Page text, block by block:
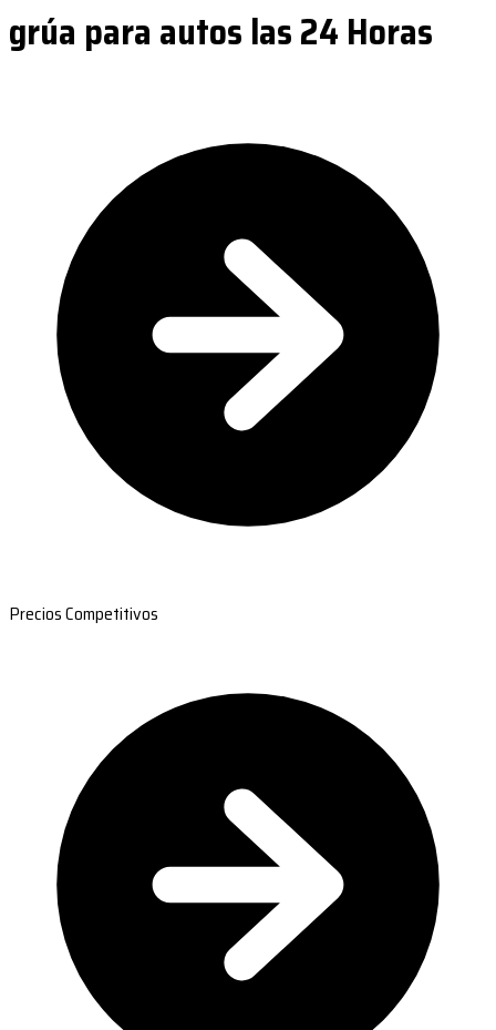
grúa para autos las 24 Horas
Precios Competitivos